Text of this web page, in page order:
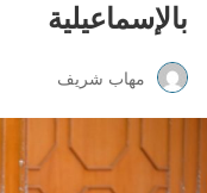
بالإسماعيلية
مهاب شريف